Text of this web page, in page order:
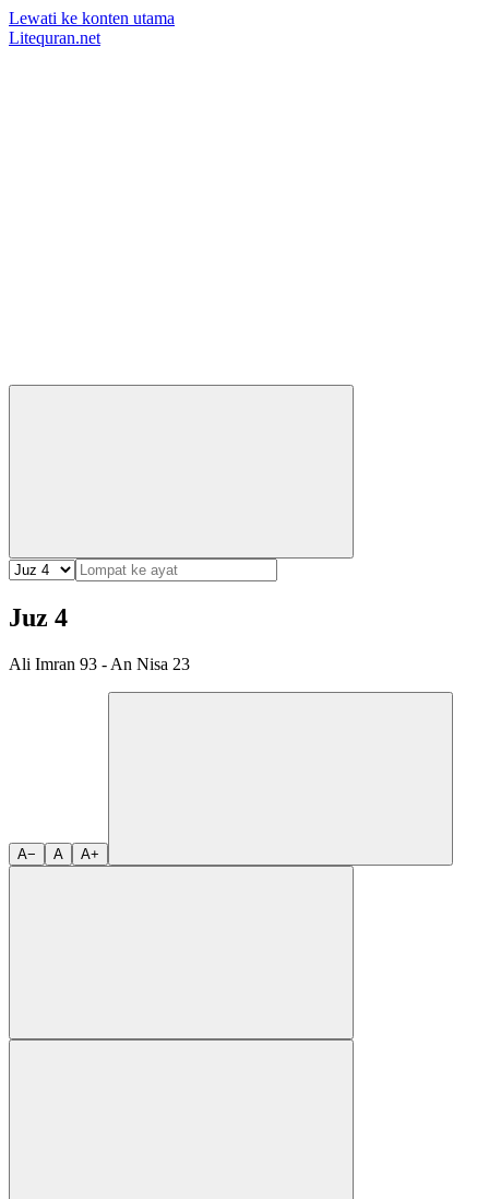
Lewati ke konten utama
Litequran.net
Juz 4
Ali Imran 93 - An Nisa 23
A− A A+